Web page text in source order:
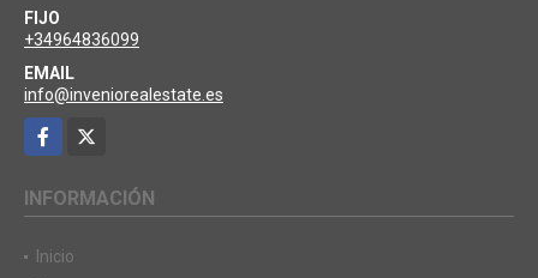
FIJO
+34964836099
EMAIL
info@inveniorealestate.es
Facebook
INFORMACIÓN
Inicio